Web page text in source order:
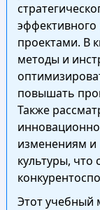
эффективного
проектами. В
методы и
повышать
Также
изменениям и
культуры, что
Этот учебный